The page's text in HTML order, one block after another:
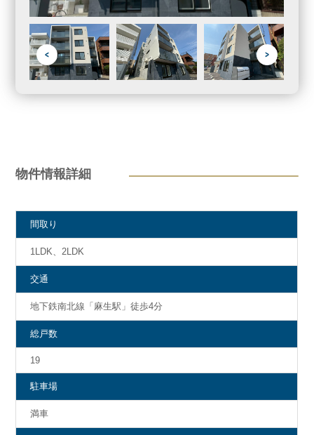
物件情報詳細
間取り
1LDK、2LDK
交通
地下鉄南北線「麻生駅」徒歩4分
総戸数
19
駐車場
満車